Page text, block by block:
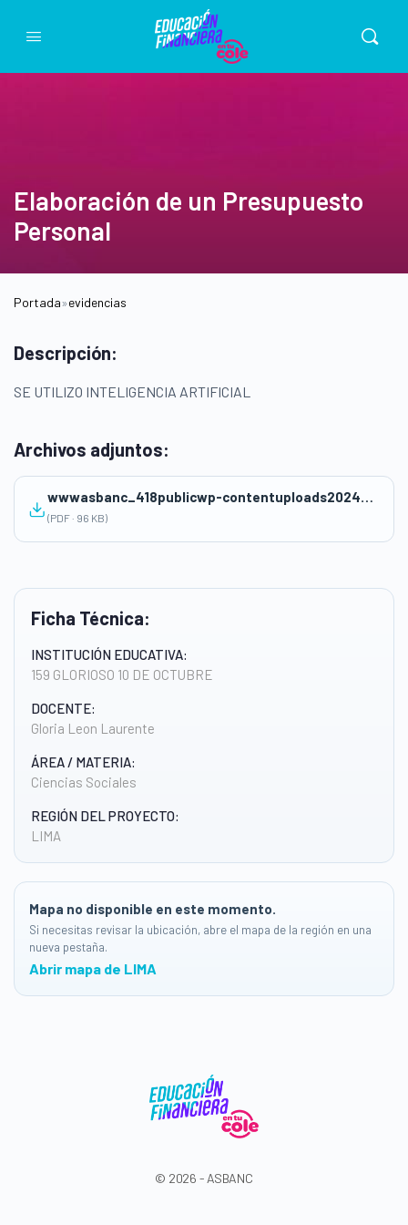
Elaboración de un Presupuesto
Personal
Portada»evidencias
Ficha Técnica:
INSTITUCIÓN EDUCATIVA:
159 GLORIOSO 10 DE OCTUBRE
DOCENTE:
Gloria Leon Laurente
ÁREA / MATERIA:
Ciencias Sociales
REGIÓN DEL PROYECTO:
LIMA
Mapa no disponible en este momento.
Si necesitas revisar la ubicación, abre el mapa de la región en una
nueva pestaña.
Abrir mapa de LIMA
Descripción:
SE UTILIZO INTELIGENCIA ARTIFICIAL
Archivos adjuntos:
wwwasbanc_418publicwp-contentuploads202409SESION-GLORIA-.pdf
(PDF · 96 KB)
© 2026 - ASBANC